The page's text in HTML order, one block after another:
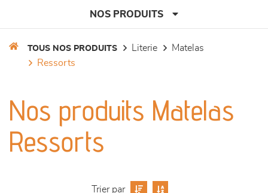
NOS PRODUITS
séjours
meubles de complément
TOUS NOS PRODUITS literie
matelas
ressorts
Nos produits Matelas
Ressorts
Trier par